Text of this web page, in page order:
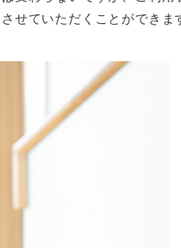
せていただくことができま